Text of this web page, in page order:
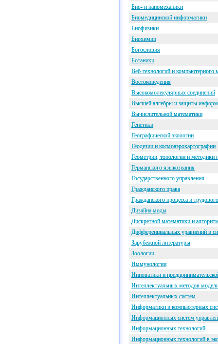
Био- и наномеханики
Биомедицинской информатики
Биофизики
Биохимии
Богословия
Ботаники
Веб-технологий и компьютерного
Востоковедения
Высокомолекулярных соединений
Высшей алгебры и защиты
Вычислительной математики
Генетики
Географической экологии
Геодезии и космоаэрокартографии
Геометрии, топологии и методики
Германского языкознания
Государственного управления
Гражданского права
Гражданского процесса и
Дизайна моды
Дискретной математики и
Дифференциальных уравнений и
Зарубежной литературы
Зоологии
Иммунологии
Инноватики и
Интеллектуальных методов
Интеллектуальных систем
Информатики и компьютерных
Информационных систем
Информационных технологий
Информационных технологий в